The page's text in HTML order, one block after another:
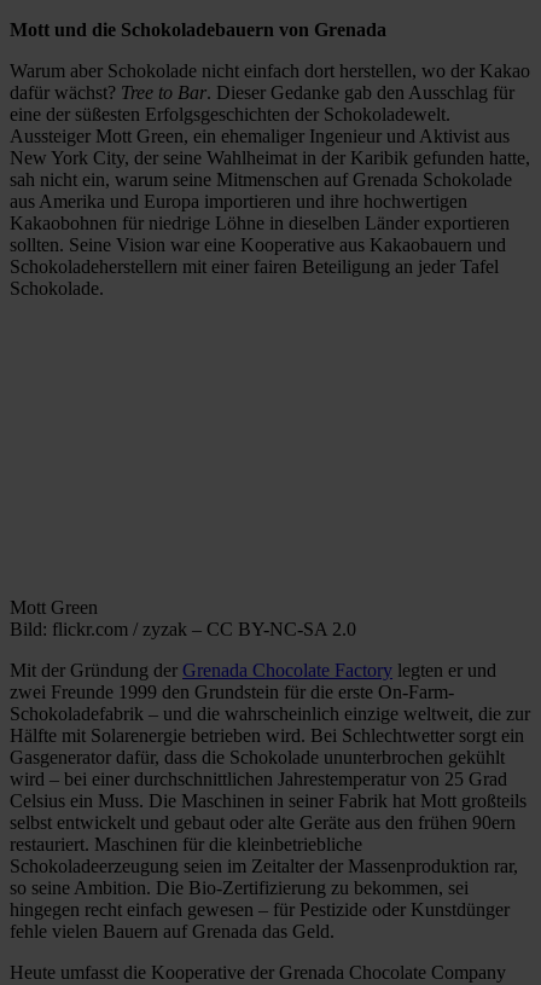
Mott und die Schokoladebauern von Grenada
Warum aber Schokolade nicht einfach dort herstellen, wo der Kakao
dafür wächst? Tree to Bar. Dieser Gedanke gab den Ausschlag für
eine der süßesten Erfolgsgeschichten der Schokoladewelt.
Aussteiger Mott Green, ein ehemaliger Ingenieur und Aktivist aus
New York City, der seine Wahlheimat in der Karibik gefunden hatte,
sah nicht ein, warum seine Mitmenschen auf Grenada Schokolade
aus Amerika und Europa importieren und ihre hochwertigen
Kakaobohnen für niedrige Löhne in dieselben Länder exportieren
sollten. Seine Vision war eine Kooperative aus Kakaobauern und
Schokoladeherstellern mit einer fairen Beteiligung an jeder Tafel
Schokolade.
Mott Green
Bild: flickr.com / zyzak – CC BY-NC-SA 2.0
Mit der Gründung der Grenada Chocolate Factory legten er und
zwei Freunde 1999 den Grundstein für die erste On-Farm-
Schokoladefabrik – und die wahrscheinlich einzige weltweit, die zur
Hälfte mit Solarenergie betrieben wird. Bei Schlechtwetter sorgt ein
Gasgenerator dafür, dass die Schokolade ununterbrochen gekühlt
wird – bei einer durchschnittlichen Jahrestemperatur von 25 Grad
Celsius ein Muss. Die Maschinen in seiner Fabrik hat Mott großteils
selbst entwickelt und gebaut oder alte Geräte aus den frühen 90ern
restauriert. Maschinen für die kleinbetriebliche
Schokoladeerzeugung seien im Zeitalter der Massenproduktion rar,
so seine Ambition. Die Bio-Zertifizierung zu bekommen, sei
hingegen recht einfach gewesen – für Pestizide oder Kunstdünger
fehle vielen Bauern auf Grenada das Geld.
Heute umfasst die Kooperative der Grenada Chocolate Company